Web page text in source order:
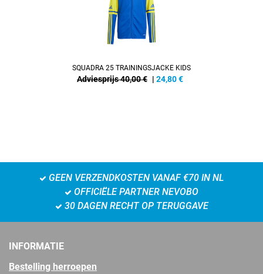
SQUADRA 25 TRAININGSJACKE KIDS
Adviesprijs 40,00 € | 24,80€
GEEN VERZENDKOSTEN VANAF €70 IN NL
OFFICIËLE PARTNER NEVOBO
30 DAGEN RECHT OP TERUGGAVE
INFORMATIE
Bestelling herroepen